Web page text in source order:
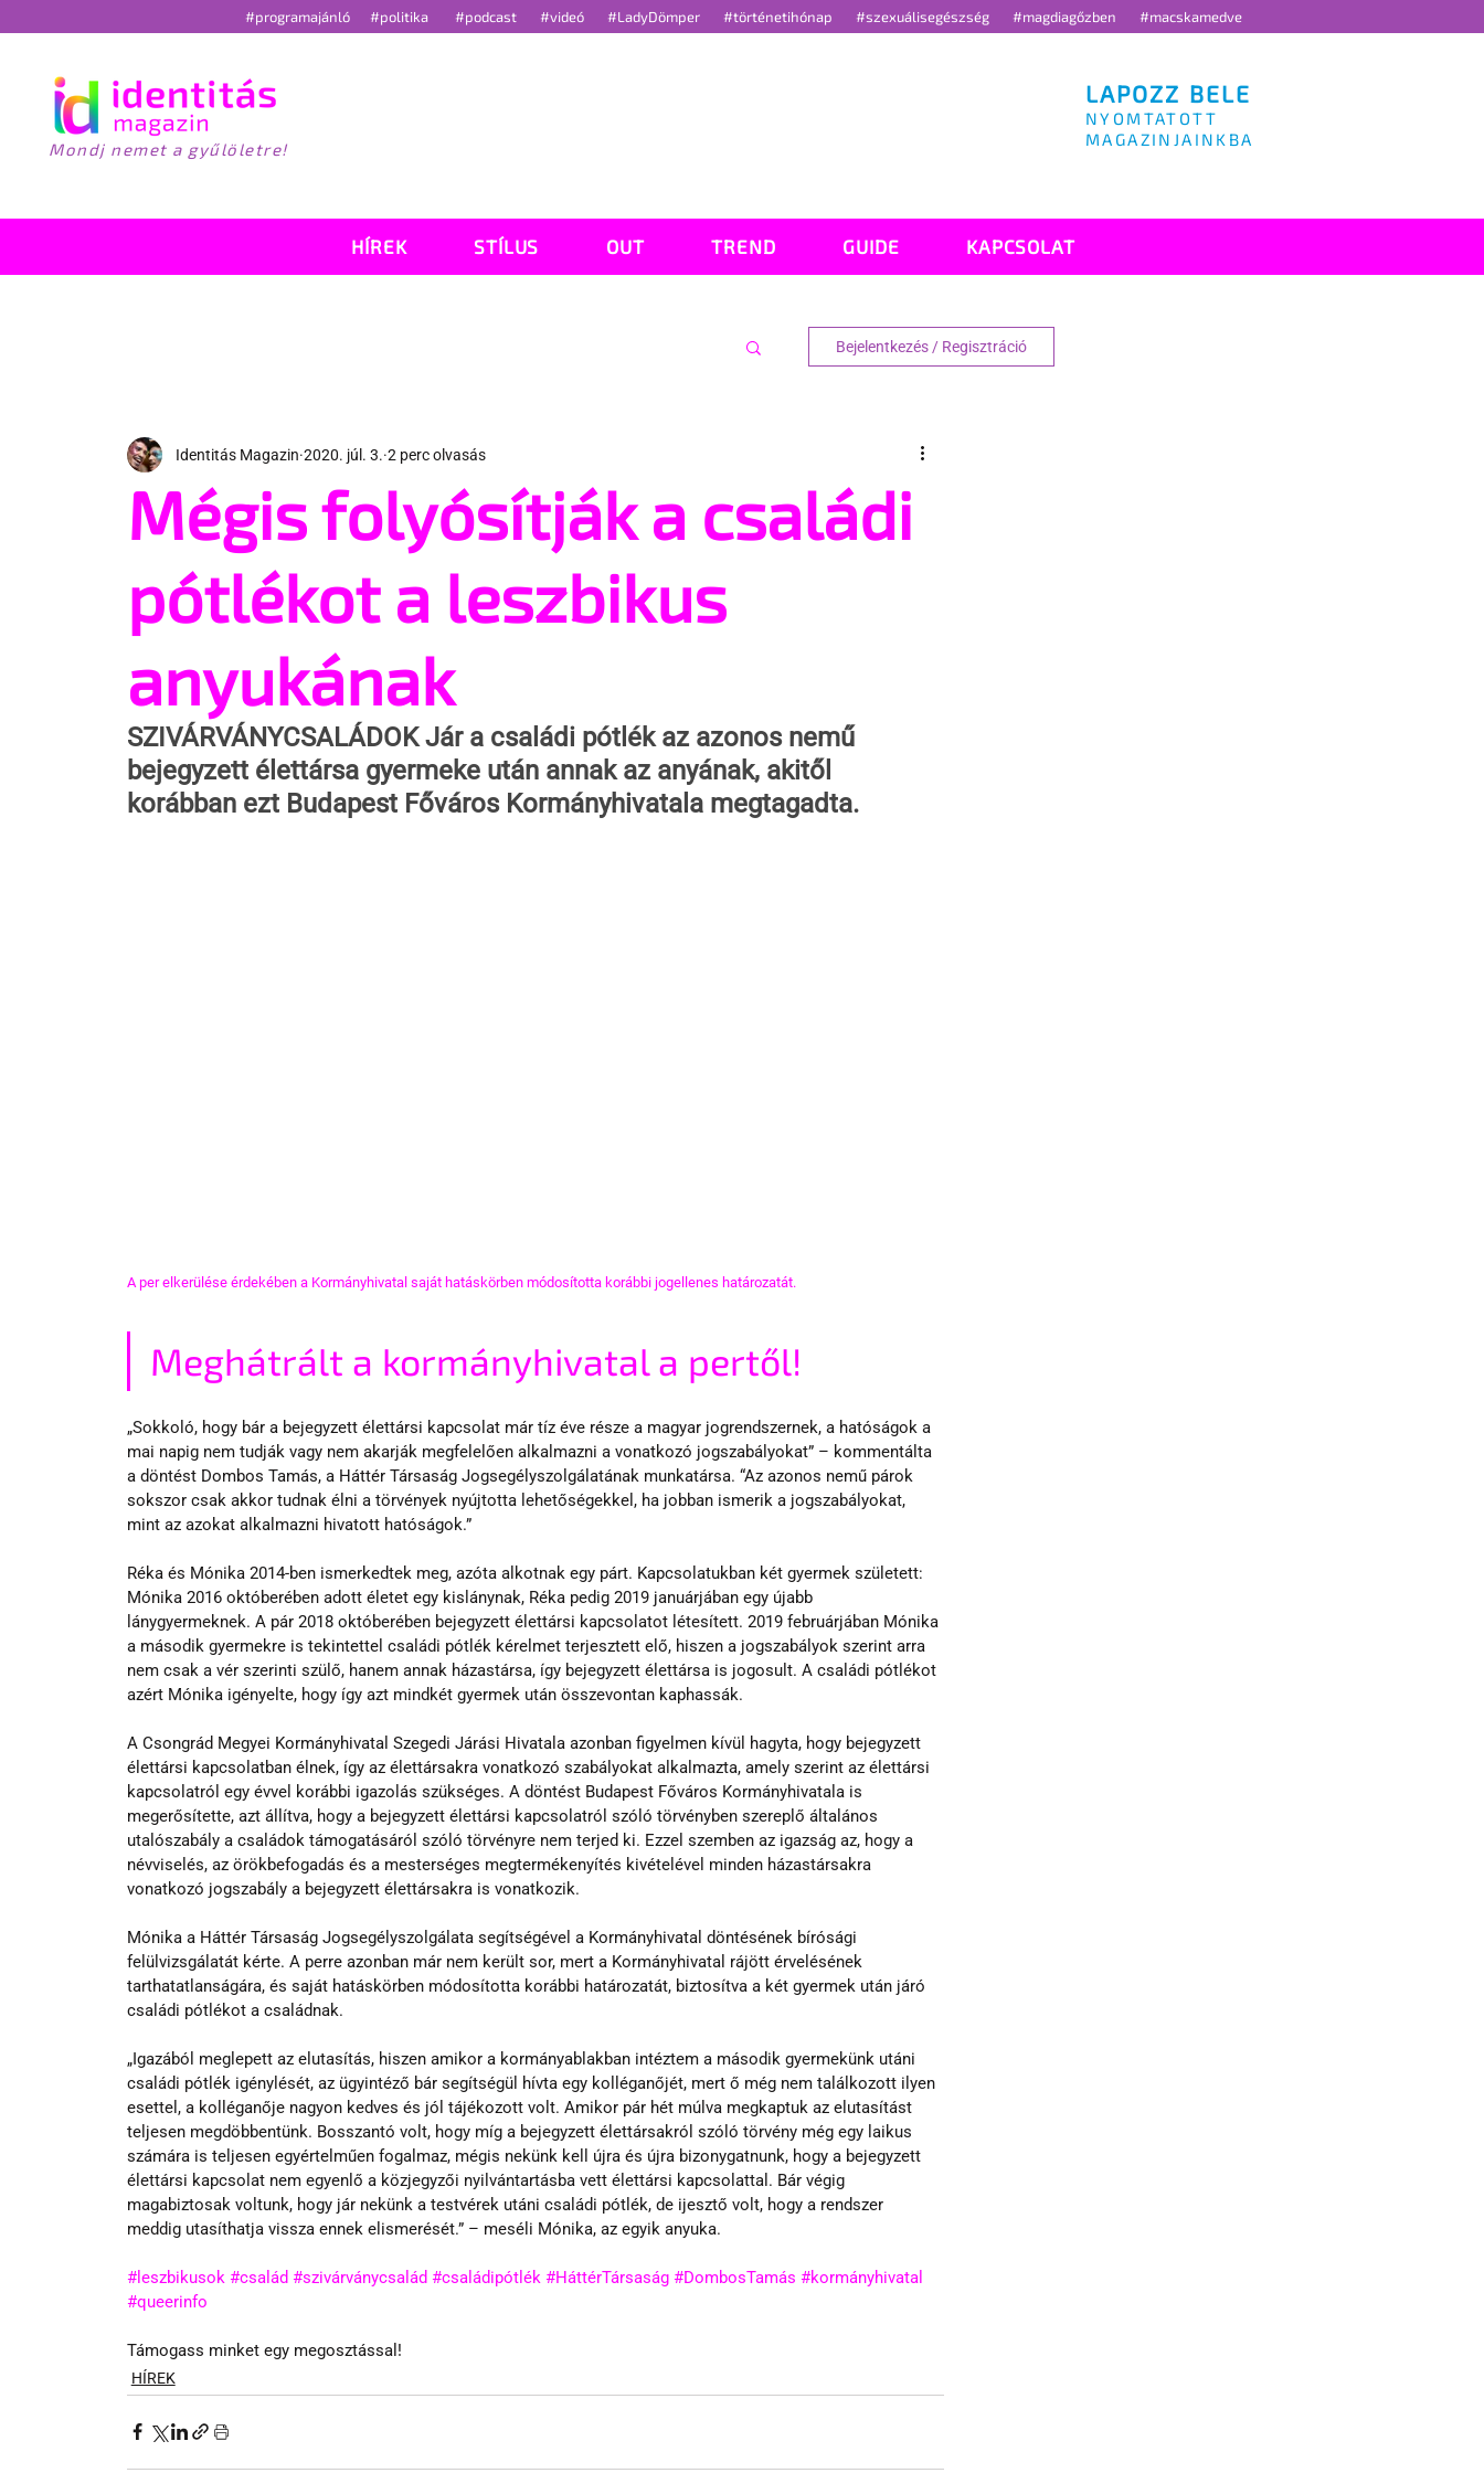
#programajánló #politika #podcast #videó #LadyDömper #történetihónap #szexuálisegészség #magdiagőzben #macskamedve
Mondj nemet a gyűlöletre!
LAPOZZ BELE
NYOMTATOTT
MAGAZINJAINKBA
HÍREK STÍLUS OUT TREND GUIDE KAPCSOLAT
Bejelentkezés / Regisztráció
Mégis folyósítják a családi
pótlékot a leszbikus
anyukának
Identitás Magazin 2020. júl. 3. 2 perc olvasás
SZIVÁRVÁNYCSALÁDOK Jár a családi pótlék az azonos nemű
bejegyzett élettársa gyermeke után annak az anyának, akitől
korábban ezt Budapest Főváros Kormányhivatala megtagadta.
A per elkerülése érdekében a Kormányhivatal saját hatáskörben módosította korábbi jogellenes határozatát.
Meghátrált a kormányhivatal a pertől!
„Sokkoló, hogy bár a bejegyzett élettársi kapcsolat már tíz éve része a magyar jogrendszernek, a hatóságok a
mai napig nem tudják vagy nem akarják megfelelően alkalmazni a vonatkozó jogszabályokat” – kommentálta
a döntést Dombos Tamás, a Háttér Társaság Jogsegélyszolgálatának munkatársa. “Az azonos nemű párok
sokszor csak akkor tudnak élni a törvények nyújtotta lehetőségekkel, ha jobban ismerik a jogszabályokat,
mint az azokat alkalmazni hivatott hatóságok.”
Réka és Mónika 2014-ben ismerkedtek meg, azóta alkotnak egy párt. Kapcsolatukban két gyermek született:
Mónika 2016 októberében adott életet egy kislánynak, Réka pedig 2019 januárjában egy újabb
lánygyermeknek. A pár 2018 októberében bejegyzett élettársi kapcsolatot létesített. 2019 februárjában Mónika
a második gyermekre is tekintettel családi pótlék kérelmet terjesztett elő, hiszen a jogszabályok szerint arra
nem csak a vér szerinti szülő, hanem annak házastársa, így bejegyzett élettársa is jogosult. A családi pótlékot
azért Mónika igényelte, hogy így azt mindkét gyermek után összevontan kaphassák.
A Csongrád Megyei Kormányhivatal Szegedi Járási Hivatala azonban figyelmen kívül hagyta, hogy bejegyzett
élettársi kapcsolatban élnek, így az élettársakra vonatkozó szabályokat alkalmazta, amely szerint az élettársi
kapcsolatról egy évvel korábbi igazolás szükséges. A döntést Budapest Főváros Kormányhivatala is
megerősítette, azt állítva, hogy a bejegyzett élettársi kapcsolatról szóló törvényben szereplő általános
utalószabály a családok támogatásáról szóló törvényre nem terjed ki. Ezzel szemben az igazság az, hogy a
névviselés, az örökbefogadás és a mesterséges megtermékenyítés kivételével minden házastársakra
vonatkozó jogszabály a bejegyzett élettársakra is vonatkozik.
Mónika a Háttér Társaság Jogsegélyszolgálata segítségével a Kormányhivatal döntésének bírósági
felülvizsgálatát kérte. A perre azonban már nem került sor, mert a Kormányhivatal rájött érvelésének
tarthatatlanságára, és saját hatáskörben módosította korábbi határozatát, biztosítva a két gyermek után járó
családi pótlékot a családnak.
„Igazából meglepett az elutasítás, hiszen amikor a kormányablakban intéztem a második gyermekünk utáni
családi pótlék igénylését, az ügyintéző bár segítségül hívta egy kolléganőjét, mert ő még nem találkozott ilyen
esettel, a kolléganője nagyon kedves és jól tájékozott volt. Amikor pár hét múlva megkaptuk az elutasítást
teljesen megdöbbentünk. Bosszantó volt, hogy míg a bejegyzett élettársakról szóló törvény még egy laikus
számára is teljesen egyértelműen fogalmaz, mégis nekünk kell újra és újra bizonygatnunk, hogy a bejegyzett
élettársi kapcsolat nem egyenlő a közjegyzői nyilvántartásba vett élettársi kapcsolattal. Bár végig
magabiztosak voltunk, hogy jár nekünk a testvérek utáni családi pótlék, de ijesztő volt, hogy a rendszer
meddig utasíthatja vissza ennek elismerését.” – meséli Mónika, az egyik anyuka.
#leszbikusok #család #szivárványcsalád #családipótlék #HáttérTársaság #DombosTamás #kormányhivatal
#queerinfo
Támogass minket egy megosztással!
HÍREK